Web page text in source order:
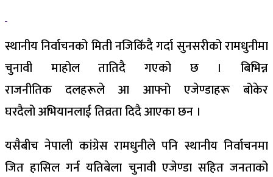
स्थानीयनिर्वाचनकोमितीनजिकिँदैगर्दा सुनसरीको रामधुनीमा
चुनावी माहोल तातिदै गएको छ । बिभिन्न
राजनीतिकदलहरूले आ आफ्नो एजेण्डाहरूबोकेर
घरदैलोअभियानलाईतिव्रतादिदैआएका छन ।
यसैबीच नेपाली कांग्रेस रामधुनीले पनि स्थानीयनिर्वाचनमा
जितहासिल गर्न यतिबेला चुनावीएजेण्डा सहित जनताको